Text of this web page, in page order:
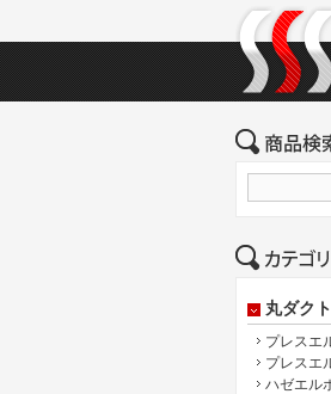
丸ダク
プレスエ
プレスエ
ハゼエル